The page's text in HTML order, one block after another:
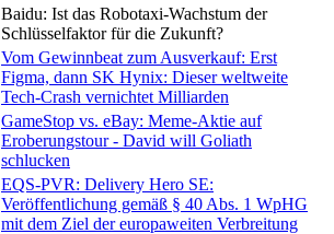
Baidu: Ist das Robotaxi-Wachstum der
Schlüsselfaktor für die Zukunft?
Vom Gewinnbeat zum Ausverkauf: Erst
Figma, dann SK Hynix: Dieser weltweite
Tech-Crash vernichtet Milliarden
GameStop vs. eBay: Meme-Aktie auf
Eroberungstour - David will Goliath
schlucken
EQS-PVR: Delivery Hero SE:
Veröffentlichung gemäß § 40 Abs. 1 WpHG
mit dem Ziel der europaweiten Verbreitung